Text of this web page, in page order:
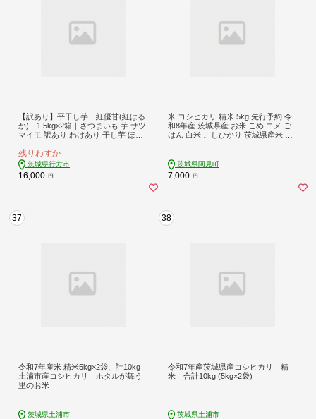
【訳あり】平干し芋 紅優甘(紅はる
か) 1.5kg×2箱｜さつまいも 芋 サツ
マイモ 訳あり わけあり 干し芋 ほし
6）
残りわずか
茨城県行方市
16,000 円
米 コシヒカリ 精米 5kg 先行予約 令
和8年産 茨城県産 お米 こめ コメ ご
はん 白米 こしひかり 茨城県産米 単
25）茨城県阿見町
7,000 円
37
令和7年産米 精米5kg×2袋、計10kg
土浦市産コシヒカリ ホタルが舞う
里のお米
茨城県土浦市
38
令和7年産茨城県産コシヒカリ 精
米 合計10kg (5kg×2袋)
茨城県土浦市